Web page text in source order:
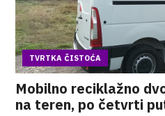
TVRTKA ČISTOĆA
Mobilno reciklažno
na teren, po četvrti